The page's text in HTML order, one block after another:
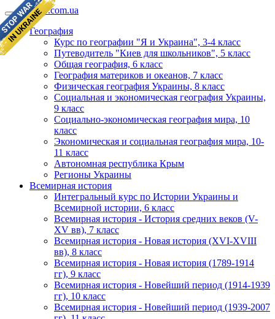
geomap.com.ua
География
Курс по географии "Я и Украина", 3-4 класс
Путеводитель "Киев для школьников", 5 класс
Общая география, 6 класс
География материков и океанов, 7 класс
Физическая география Украины, 8 класс
Социальная и экономическая география Украины,
9 класс
Социально-экономическая география мира, 10
класс
Экономическая и социальная география мира, 10-
11 класс
Автономная республика Крым
Регионы Украины
Всемирная история
Интегральный курс по Истории Украины и
Всемирной истории, 6 класс
Всемирная история - История средних веков (V-
XV вв), 7 класс
Всемирная история - Новая история (XVI-XVIII
вв), 8 класс
Всемирная история - Новая история (1789-1914
гг), 9 класс
Всемирная история - Новейший период (1914-1939
гг), 10 класс
Всемирная история - Новейший период (1939-2007